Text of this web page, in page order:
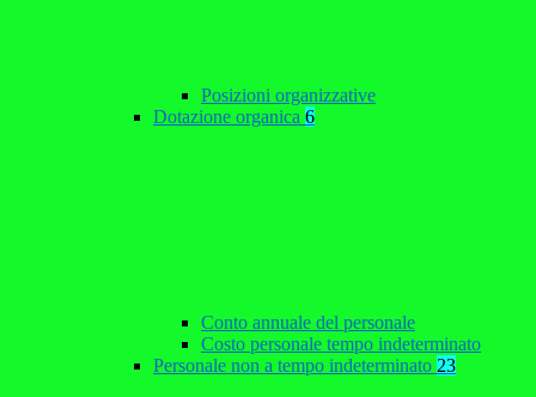
Posizioni organizzative
Dotazione organica 6
Conto annuale del personale
Costo personale tempo indeterminato
Personale non a tempo indeterminato 23